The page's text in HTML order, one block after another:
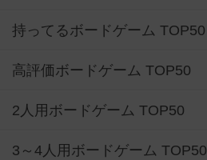
持ってるボードゲーム TOP50
高評価ボードゲーム TOP50
2人用ボードゲーム TOP50
3～4人用ボードゲーム TOP50